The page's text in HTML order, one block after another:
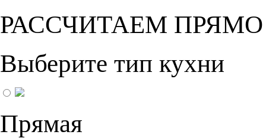
РАССЧИТАЕМ
Выберите тип кухни
Прямая